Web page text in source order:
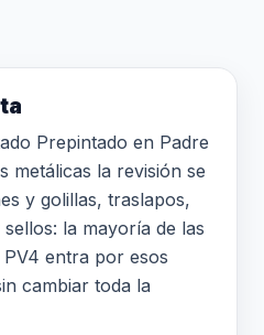
Prepintado en Padre
metálicas la revisión se
y golillas, traslapos,
la mayoría de las
entra por esos
cambiar toda la